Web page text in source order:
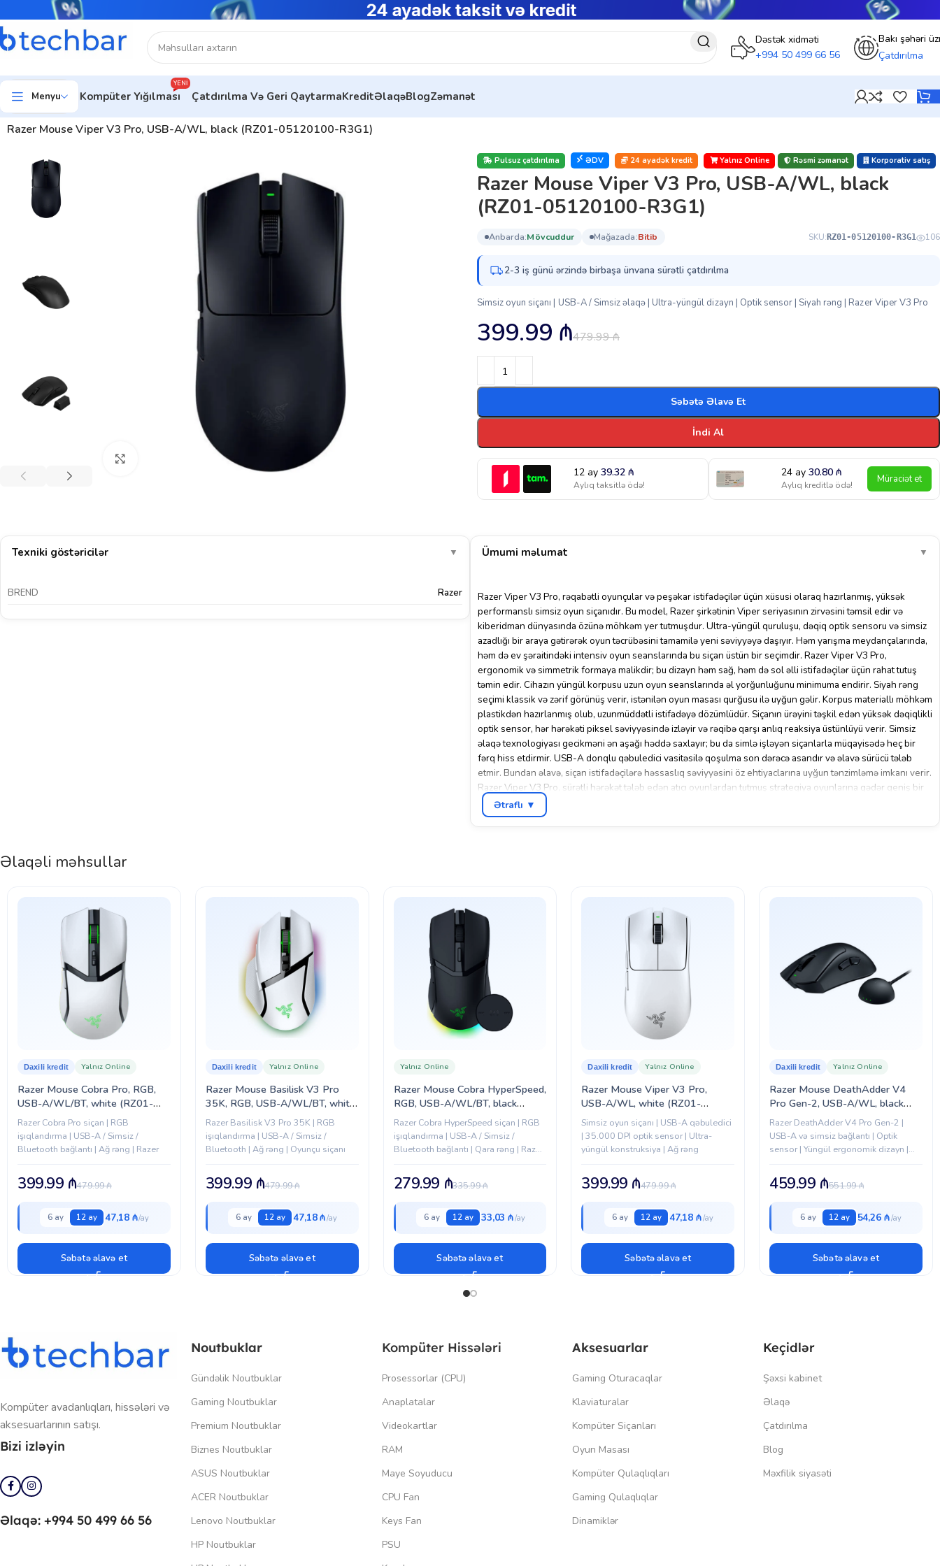
Dəstək xidməti
+994 50 499 66 56
Bakı şəhəri
Çatdırılma
Menyu Kompüter Yığılması
YENI
Çatdırılma Və Geri QaytarmaKreditƏlaqəBlogZəmanət
Ev Kompüter aksesuarları
Razer Mouse Viper V3 Pro, USB-A/WL, black (RZ01-05120100-R3G1)
Böyütmək üçün klikləyin
Pulsuz çatdırılma ƏDV 24 ayadək kredit Yalnız Online Rəsmi zəmanət Korporativ satış
Razer Mouse Viper V3 Pro, USB-A/WL, black
(RZ01-05120100-R3G1)
anbarda: mövcuddur mağazada: bi̇ti̇b SKU:RZ01-05120100-R3G1 106
2-3 iş günü ərzində birbaşa ünvana sürətli çatdırılma
Simsiz oyun siçanı | USB-A / Simsiz əlaqə | Ultra-yüngül dizayn | Optik sensor | Siyah rəng | Razer Viper V3 Pro
479.99₼
399.99 ₼
Səbətə Əlavə Et
İndi Al
12 ay39.32₼
Aylıq taksitlə ödə!
24 ay30.80₼
Aylıq kreditlə ödə! Müraciət et
Texniki göstəricilər ▼
BREND Razer
Ümumi məlumat ▼
Razer Viper V3 Pro, rəqabətli oyunçular və peşəkar istifadəçilər üçün xüsusi olaraq hazırlanmış, yüksək
performanslı simsiz oyun siçanıdır. Bu model, Razer şirkətinin Viper seriyasının zirvəsini təmsil edir və
kiberidman dünyasında özünə möhkəm yer tutmuşdur. Ultra-yüngül quruluşu, dəqiq optik sensoru və simsiz
azadlığı bir araya gətirərək oyun təcrübəsini tamamilə yeni səviyyəyə daşıyır. Həm yarışma meydançalarında,
həm də ev şəraitindəki intensiv oyun seanslarında bu siçan üstün bir seçimdir. Razer Viper V3 Pro,
ergonomik və simmetrik formaya malikdir; bu dizayn həm sağ, həm də sol əlli istifadəçilər üçün rahat tutuş
təmin edir. Cihazın yüngül korpusu uzun oyun seanslarında əl yorğunluğunu minimuma endirir. Siyah rəng
seçimi klassik və zərif görünüş verir, istənilən oyun masası qurğusu ilə uyğun gəlir. Korpus materiallı möhkəm
plastikdən hazırlanmış olub, uzunmüddətli istifadəyə dözümlüdür. Siçanın ürəyini təşkil edən yüksək dəqiqlikli
optik sensor, hər hərəkəti piksel səviyyəsində izləyir və rəqibə qarşı anlıq reaksiya üstünlüyü verir. Simsiz
əlaqə texnologiyası gecikməni ən aşağı həddə saxlayır; bu da simlə işləyən siçanlarla müqayisədə heç bir
fərq hiss etdirmir. USB-A donqlu qəbuledici vasitəsilə qoşulma son dərəcə asandır və əlavə sürücü tələb
etmir. Bundan əlavə, siçan istifadəçilərə həssaslıq səviyyəsini öz ehtiyaclarına uyğun tənzimləmə imkanı verir.
Razer Viper V3 Pro, sürətli hərəkət tələb edən atıcı oyunlardan tutmuş strategiya oyunlarına qədər geniş bir
ssenari üzrə mükəmməl işləyir. Kiberidman yarışmalarında dəqiqlik və sürət həlledici rol oynadığından, bu
model peşəkar oyunçular arasında populyardır. Eyni zamanda qrafik dizaynçılar, video redaktorlar və
Ətraflı ▼
Əlaqəli məhsullar
Razer Mouse Cobra Pro, RGB,
USB-A/WL/BT, white (RZ01-
04660200-R3G1)
Daxili kredit Yalnız Online
Razer Cobra Pro siçan | RGB
işıqlandırma | USB-A / Simsiz /
Bluetooth bağlantı | Ağ rəng | Razer
479.99₼
399.99 ₼
6 ay 12 ay 47,18 ₼
Səbətə əlavə et
Razer Mouse Basilisk V3 Pro
35K, RGB, USB-A/WL/BT, white
(RZ01-05240200-R3G1)
Daxili kredit Yalnız Online
Razer Basilisk V3 Pro 35K | RGB
işıqlandırma | USB-A / Simsiz /
Bluetooth | Ağ rəng | Oyunçu siçanı
479.99₼
399.99 ₼
6 ay 12 ay 47,18 ₼
Səbətə əlavə et
Razer Mouse Cobra HyperSpeed,
RGB, USB-A/WL/BT, black
(RZ01-05570100-R3G1)
Yalnız Online
Razer Cobra HyperSpeed siçan | RGB
işıqlandırma | USB-A / Simsiz /
Bluetooth bağlantı | Qara rəng | Razer
335.99₼
279.99 ₼
6 ay 12 ay 33,03 ₼
Səbətə əlavə et
Razer Mouse Viper V3 Pro,
USB-A/WL, white (RZ01-
05120200-R3G1)
Daxili kredit Yalnız Online
Simsiz oyun siçanı | USB-A qəbuledici
| 35.000 DPI optik sensor | Ultra-
yüngül konstruksiya | Ağ rəng
479.99₼
399.99 ₼
6 ay 12 ay 47,18 ₼
Səbətə əlavə et
Razer Mouse DeathAdder V4
Pro Gen-2, USB-A/WL, black
(RZ01-05330100-R3G1)
Daxili kredit Yalnız Online
Razer DeathAdder V4 Pro Gen-2 |
USB-A və simsiz bağlantı | Optik
sensor | Yüngül ergonomik dizayn |
551.99₼
459.99 ₼
6 ay 12 ay 54,26 ₼
Səbətə əlavə et
Kompüter avadanlıqları, hissələri və
aksesuarlarının satışı.
Bizi izləyin
Əlaqə: +994 50 499 66 56
Noutbuklar
Gündəlik Noutbuklar
Gaming Noutbuklar
Premium Noutbuklar
Biznes Noutbuklar
ASUS Noutbuklar
ACER Noutbuklar
Lenovo Noutbuklar
HP Noutbuklar
Kompüter Hissələri
Prosessorlar (CPU)
Anaplatalar
Videokartlar
RAM
Maye Soyuducu
CPU Fan
Keys Fan
PSU
Aksesuarlar
Gaming Oturacaqlar
Klaviaturalar
Kompüter Siçanları
Oyun Masası
Kompüter Qulaqlıqları
Gaming Qulaqlıqlar
Dinamiklər
Keçidlər
Şəxsi kabinet
Əlaqə
Çatdırılma
Blog
Məxfilik siyasəti